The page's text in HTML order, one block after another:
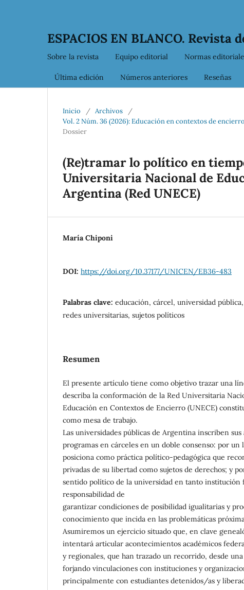
ESPACIOS EN BLANCO. Revista
Sobre la revista Equipo editorial Normas
Última edición Números anteriores Reseñas
Inicio / Archivos
/
Vol. 2 Núm. 36 (2026): Educación en contextos de
Dossier
(Re)tramar lo político en
Universitaria Nacional de
Argentina (Red UNECE)
María Chiponi
DOI: https://doi.org/10.37177/UNICEN/EB36-483
Palabras clave: educación, cárcel, universidad
redes universitarias, sujetos políticos
Resumen
El presente artículo tiene como objetivo trazar una
describa la conformación de la Red Universitaria
Educación en Contextos de Encierro (UNECE)
como mesa de trabajo.
Las universidades públicas de Argentina inscriben
programas en cárceles en un doble consenso: por un
posiciona como práctica político-pedagógica que
privadas de su libertad como sujetos de derechos; y
sentido político de la universidad en tanto institución
responsabilidad de
garantizar condiciones de posibilidad igualitarias y
conocimiento que incida en las problemáticas
Asumiremos un ejercicio situado que, en clave
intentará articular acontecimientos académicos
y regionales, que han trazado un recorrido, desde
forjando vinculaciones con instituciones y
principalmente con estudiantes detenidos/as y